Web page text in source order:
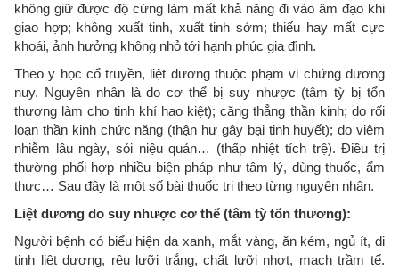
không giữ được độ cứng làm mất khả năng đi vào âm đạo khi
giao hợp; không xuất tinh, xuất tinh sớm; thiếu hay mất cực
khoái, ảnh hưởng không nhỏ tới hạnh phúc gia đình.
Theo y học cổ truyền, liệt dương thuộc phạm vi chứng dương
nuy. Nguyên nhân là do cơ thể bị suy nhược (tâm tỳ bị tổn
thương làm cho tinh khí hao kiệt); căng thẳng thần kinh; do rối
loạn thần kinh chức năng (thận hư gây bại tinh huyết); do viêm
nhiễm lâu ngày, sỏi niệu quản… (thấp nhiệt tích trệ). Điều trị
thường phối hợp nhiều biện pháp như tâm lý, dùng thuốc, ẩm
thực… Sau đây là một số bài thuốc trị theo từng nguyên nhân.
Liệt dương do suy nhược cơ thể (tâm tỳ tổn thương):
Người bệnh có biểu hiện da xanh, mắt vàng, ăn kém, ngủ ít, di
tinh liệt dương, rêu lưỡi trắng, chất lưỡi nhợt, mạch trầm tế.